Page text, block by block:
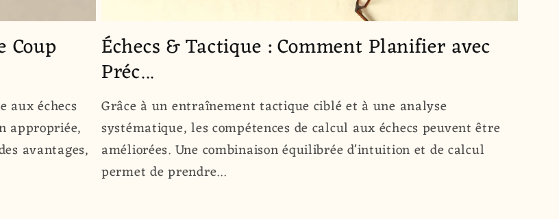
Coup
aux échecs
appropriée,
avantages,
Échecs & Tactique : Comment Planifier avec
Préc...
Grâce à un entraînement tactique ciblé et à une analyse
systématique, les compétences de calcul aux échecs peuvent être
améliorées. Une combinaison équilibrée d'intuition et de calcul
permet de prendre...